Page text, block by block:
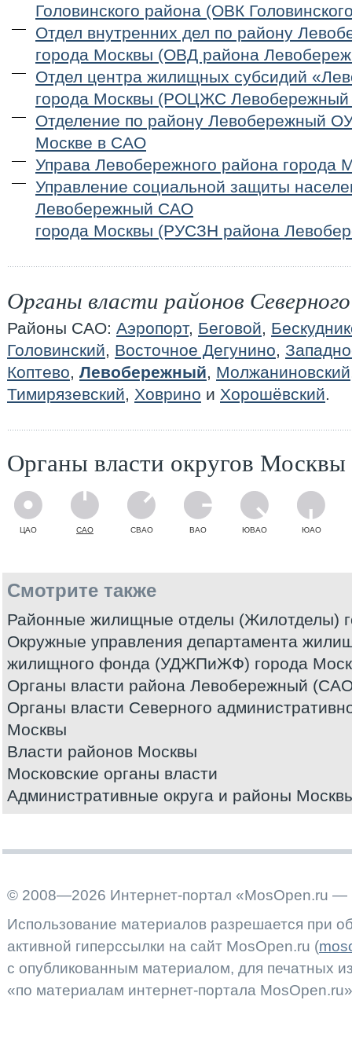
Головинского района (ОВК
Отдел внутренних дел по району
города Москвы (ОВД района
Отдел центра жилищных субсидий
города Москвы (РОЦЖС
Отделение по району Левобережный
Москве в САО
Управа Левобережного района города
Управление социальной защиты
Левобережный САО
города Москвы (РУСЗН района
Органы власти районов
Районы САО: Аэропорт, Беговой,
Головинский, Восточное Дегунино,
Коптево, Левобережный, Молжаниновский
Тимирязевский, Ховрино и Хорошёвский.
Органы власти округов Москвы
ЦАО САО СВАО ВАО ЮВАО ЮАО
Смотрите также
Районные жилищные отделы (Жилотделы)
Окружные управления департамента
жилищного фонда (УДЖПиЖФ) города
Органы власти района Левобережный
Органы власти Северного
Москвы
Власти районов Москвы
Московские органы власти
Административные округа и районы
© 2008—2026 Интернет-портал «MosOpen.ru —
Использование материалов разрешается при
активной гиперссылки на сайт MosOpen.ru (
с опубликованным материалом, для печатных
«по материалам интернет-портала